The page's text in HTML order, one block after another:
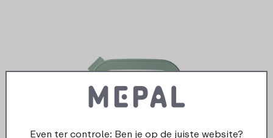
Even ter controle: Ben je op de juiste website?